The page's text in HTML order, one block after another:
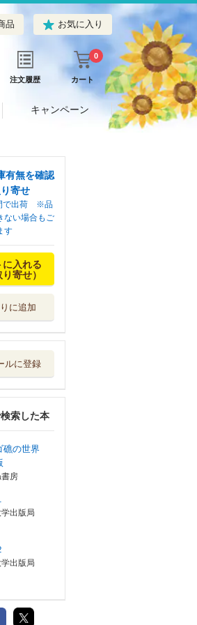
品 お気に入り
注文履歴 カート
0
キャンペーン
有無を確認
寄せ
で出荷 ※品
ない場合もご
す
に入れる
り寄せ）
に追加
ルに登録
索した本
礁の世界
房
出版局
出版局